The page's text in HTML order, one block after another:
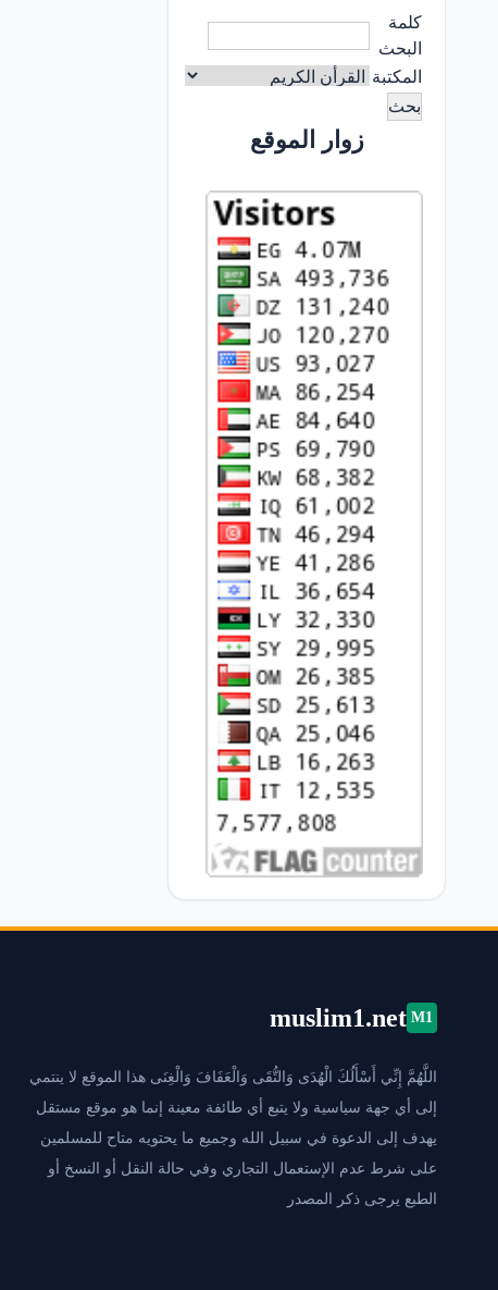
كلمة
البحث
المكتبة
زوار الموقع
M1
muslim1.net
اللَّهُمَّ إِنِّي أَسْأَلُكَ الْهُدَى وَالتُّقَى وَالْعَفَافَ وَالْغِنَى هذا الموقع لا ينتمي
إلى أي جهة سياسية ولا يتبع أي طائفة معينة إنما هو موقع مستقل
يهدف إلى الدعوة في سبيل الله وجميع ما يحتويه متاح للمسلمين
على شرط عدم الإستعمال التجاري وفي حالة النقل أو النسخ أو
الطبع يرجى ذكر المصدر